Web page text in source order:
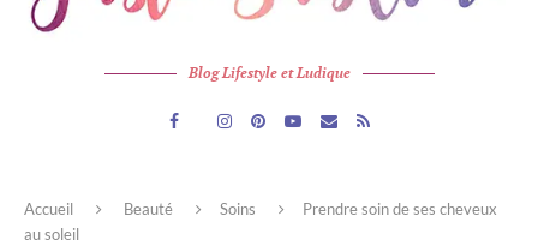
Blog Lifestyle et Ludique
Accueil Beauté Soins
Prendre soin de ses cheveux
au soleil